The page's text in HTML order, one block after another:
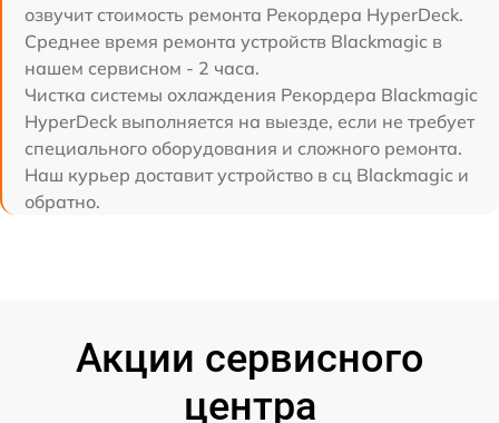
озвучит стоимость ремонта Рекордера HyperDeck.
Среднее время ремонта устройств Blackmagic в
нашем сервисном - 2 часа.
Чистка системы охлаждения Рекордера Blackmagic
HyperDeck выполняется на выезде, если не требует
специального оборудования и сложного ремонта.
Наш курьер доставит устройство в сц Blackmagic и
обратно.
Акции сервисного
центра